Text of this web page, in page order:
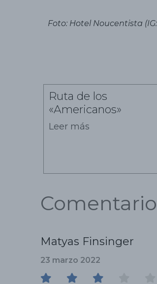
Foto: Hotel Noucentista
Ruta de los
«Americanos»
Leer más
Matyas Finsinger
23 marzo 2022